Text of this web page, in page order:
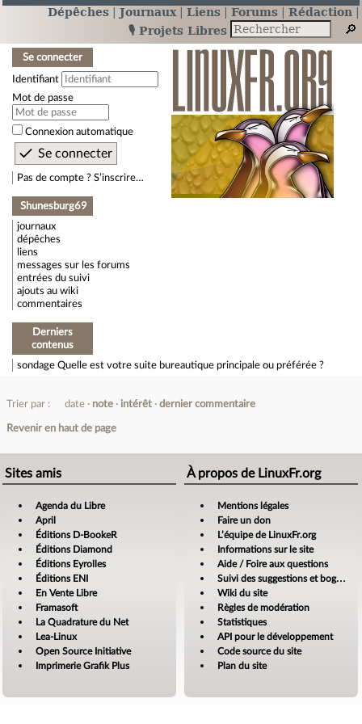
Dépêches Journaux Liens Forums
Rédaction
🎙️ Projets Libres
Se connecter
Identifiant
Mot de passe
Connexion automatique
Pas de compte ? S’inscrire…
Shunesburg69
journaux
dépêches
liens
messages sur les forums
entrées du suivi
ajouts au wiki
commentaires
Derniers
contenus
sondage Quelle est votre suite bureautique principale ou préférée ?
Trier par : date note intérêt dernier commentaire
Revenir en haut de page
Sites amis
Agenda du Libre
April
Éditions D-BookeR
Éditions Diamond
Éditions Eyrolles
Éditions ENI
En Vente Libre
Framasoft
La Quadrature du Net
Lea-Linux
Open Source Initiative
Imprimerie Grafik Plus
À propos de LinuxFr.org
Mentions légales
Faire un don
L’équipe de LinuxFr.org
Informations sur le site
Aide / Foire aux questions
Suivi des suggestions et bogues
Wiki du site
Règles de modération
Statistiques
API pour le développement
Code source du site
Plan du site